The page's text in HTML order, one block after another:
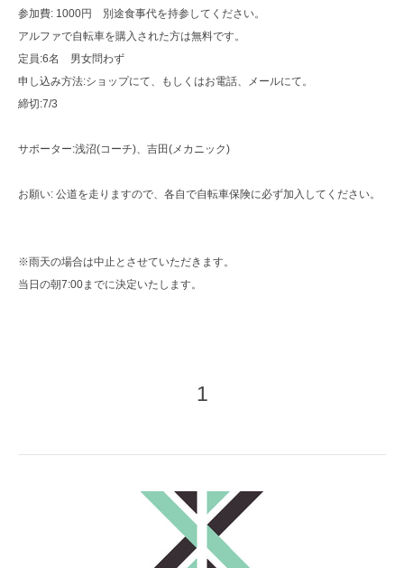
参加費: 1000円 別途食事代を持参してください。
アルファで自転車を購入された方は無料です。
定員:6名 男女問わず
申し込み方法:ショップにて、もしくはお電話、メールにて。
締切:7/3
サポーター:浅沼(コーチ)、吉田(メカニック)
お願い: 公道を走りますので、各自で自転車保険に必ず加入してください。
※雨天の場合は中止とさせていただきます。
当日の朝7:00までに決定いたします。
1